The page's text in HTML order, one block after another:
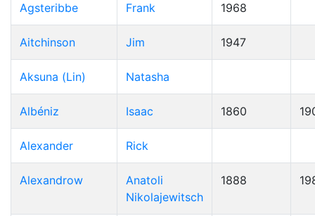
Agsteribbe Frank 1968
Aitchinson Jim 1947
Aksuna (Lin) Natasha
Albéniz Isaac 1860
Alexander Rick
Alexandrow
Anatoli
Nikolajewitsch
1888